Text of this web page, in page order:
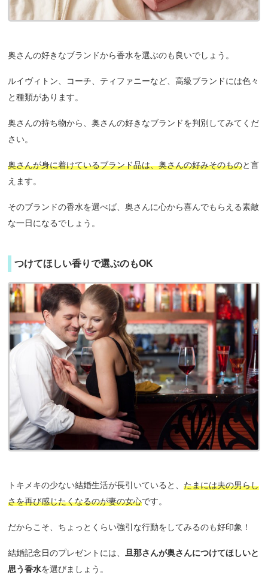
奥さんの好きなブランドから香水を選ぶのも良いでしょう。
ルイヴィトン、コーチ、ティファニーなど、高級ブランドには色々
と種類があります。
奥さんの持ち物から、奥さんの好きなブランドを判別してみてくだ
さい。
奥さんが身に着けているブランド品は、奥さんの好みそのものと言
えます。
そのブランドの香水を選べば、奥さんに心から喜んでもらえる素敵
な一日になるでしょう。
つけてほしい香りで選ぶのもOK
トキメキの少ない結婚生活が長引いていると、たまには夫の男らし
さを再び感じたくなるのが妻の女心です。
だからこそ、ちょっとくらい強引な行動をしてみるのも好印象！
結婚記念日のプレゼントには、旦那さんが奥さんにつけてほしいと
思う香水を選びましょう。